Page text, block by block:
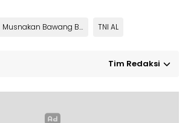
Musnakan Bawang Bombay TNI AL
Tim Redaksi